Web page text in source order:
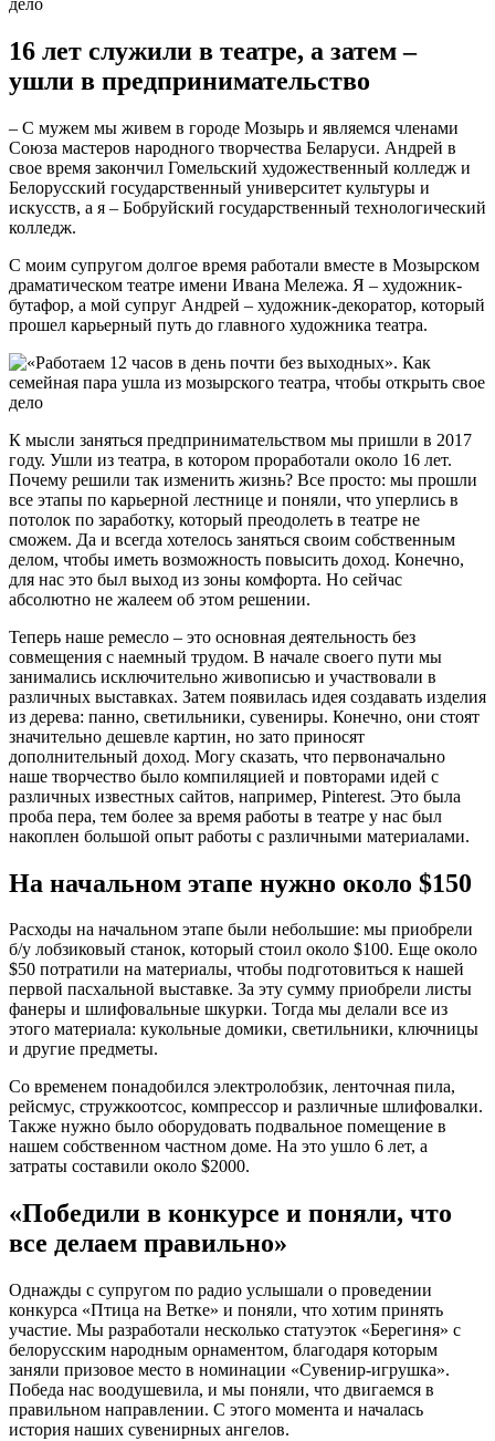
16 лет служили в театре, а затем –
ушли в предпринимательство
– С мужем мы живем в городе Мозырь и являемся членами
Союза мастеров народного творчества Беларуси. Андрей в
свое время закончил Гомельский художественный колледж и
Белорусский государственный университет культуры и
искусств, а я – Бобруйский государственный технологический
колледж.
С моим супругом долгое время работали вместе в Мозырском
драматическом театре имени Ивана Мележа. Я – художник-
бутафор, а мой супруг Андрей – художник-декоратор, который
прошел карьерный путь до главного художника театра.
К мысли заняться предпринимательством мы пришли в 2017
году. Ушли из театра, в котором проработали около 16 лет.
Почему решили так изменить жизнь? Все просто: мы прошли
все этапы по карьерной лестнице и поняли, что уперлись в
потолок по заработку, который преодолеть в театре не
сможем. Да и всегда хотелось заняться своим собственным
делом, чтобы иметь возможность повысить доход. Конечно,
для нас это был выход из зоны комфорта. Но сейчас
абсолютно не жалеем об этом решении.
Теперь наше ремесло – это основная деятельность без
совмещения с наемный трудом. В начале своего пути мы
занимались исключительно живописью и участвовали в
различных выставках. Затем появилась идея создавать изделия
из дерева: панно, светильники, сувениры. Конечно, они стоят
значительно дешевле картин, но зато приносят
дополнительный доход. Могу сказать, что первоначально
наше творчество было компиляцией и повторами идей с
различных известных сайтов, например, Pinterest. Это была
проба пера, тем более за время работы в театре у нас был
накоплен большой опыт работы с различными материалами.
На начальном этапе нужно около $150
Расходы на начальном этапе были небольшие: мы приобрели
б/у лобзиковый станок, который стоил около $100. Еще около
$50 потратили на материалы, чтобы подготовиться к нашей
первой пасхальной выставке. За эту сумму приобрели листы
фанеры и шлифовальные шкурки. Тогда мы делали все из
этого материала: кукольные домики, светильники, ключницы
и другие предметы.
Со временем понадобился электролобзик, ленточная пила,
рейсмус, стружкоотсос, компрессор и различные шлифовалки.
Также нужно было оборудовать подвальное помещение в
нашем собственном частном доме. На это ушло 6 лет, а
затраты составили около $2000.
«Победили в конкурсе и поняли, что
все делаем правильно»
Однажды с супругом по радио услышали о проведении
конкурса «Птица на Ветке» и поняли, что хотим принять
участие. Мы разработали несколько статуэток «Берегиня» с
белорусским народным орнаментом, благодаря которым
заняли призовое место в номинации «Сувенир-игрушка».
Победа нас воодушевила, и мы поняли, что двигаемся в
правильном направлении. С этого момента и началась
история наших сувенирных ангелов.